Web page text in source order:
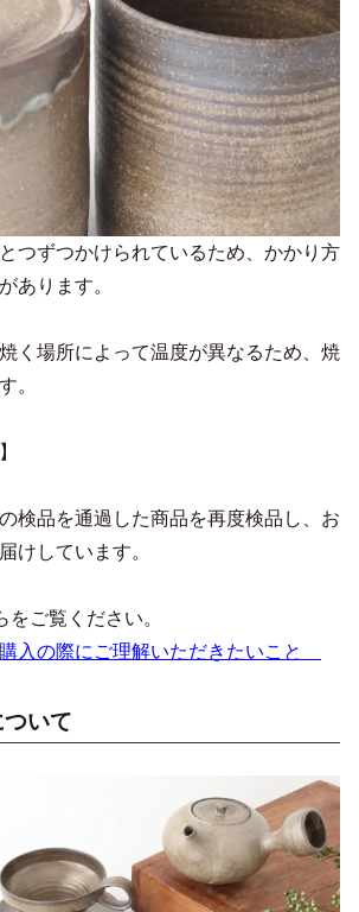
つずつかけられているため、かかり方
あります。
く場所によって温度が異なるため、焼
。
検品を通過した商品を再度検品し、お
けしています。
ご覧ください。
入の際にご理解いただきたいこと
いて